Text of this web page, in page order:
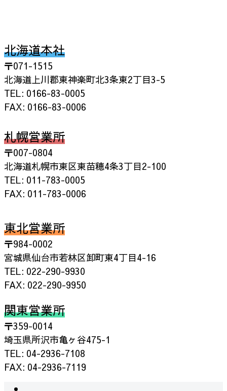
北海道本社
〒071-1515
北海道上川郡東神楽町北3条東2丁目3-5
TEL: 0166-83-0005
FAX: 0166-83-0006
札幌営業所
〒007-0804
北海道札幌市東区東苗穂4条3丁目2-100
TEL: 011-783-0005
FAX: 011-783-0006
東北営業所
〒984-0002
宮城県仙台市若林区卸町東4丁目4-16
TEL: 022-290-9930
FAX: 022-290-9950
関東営業所
〒359-0014
埼玉県所沢市亀ヶ谷475-1
TEL: 04-2936-7108
FAX: 04-2936-7119